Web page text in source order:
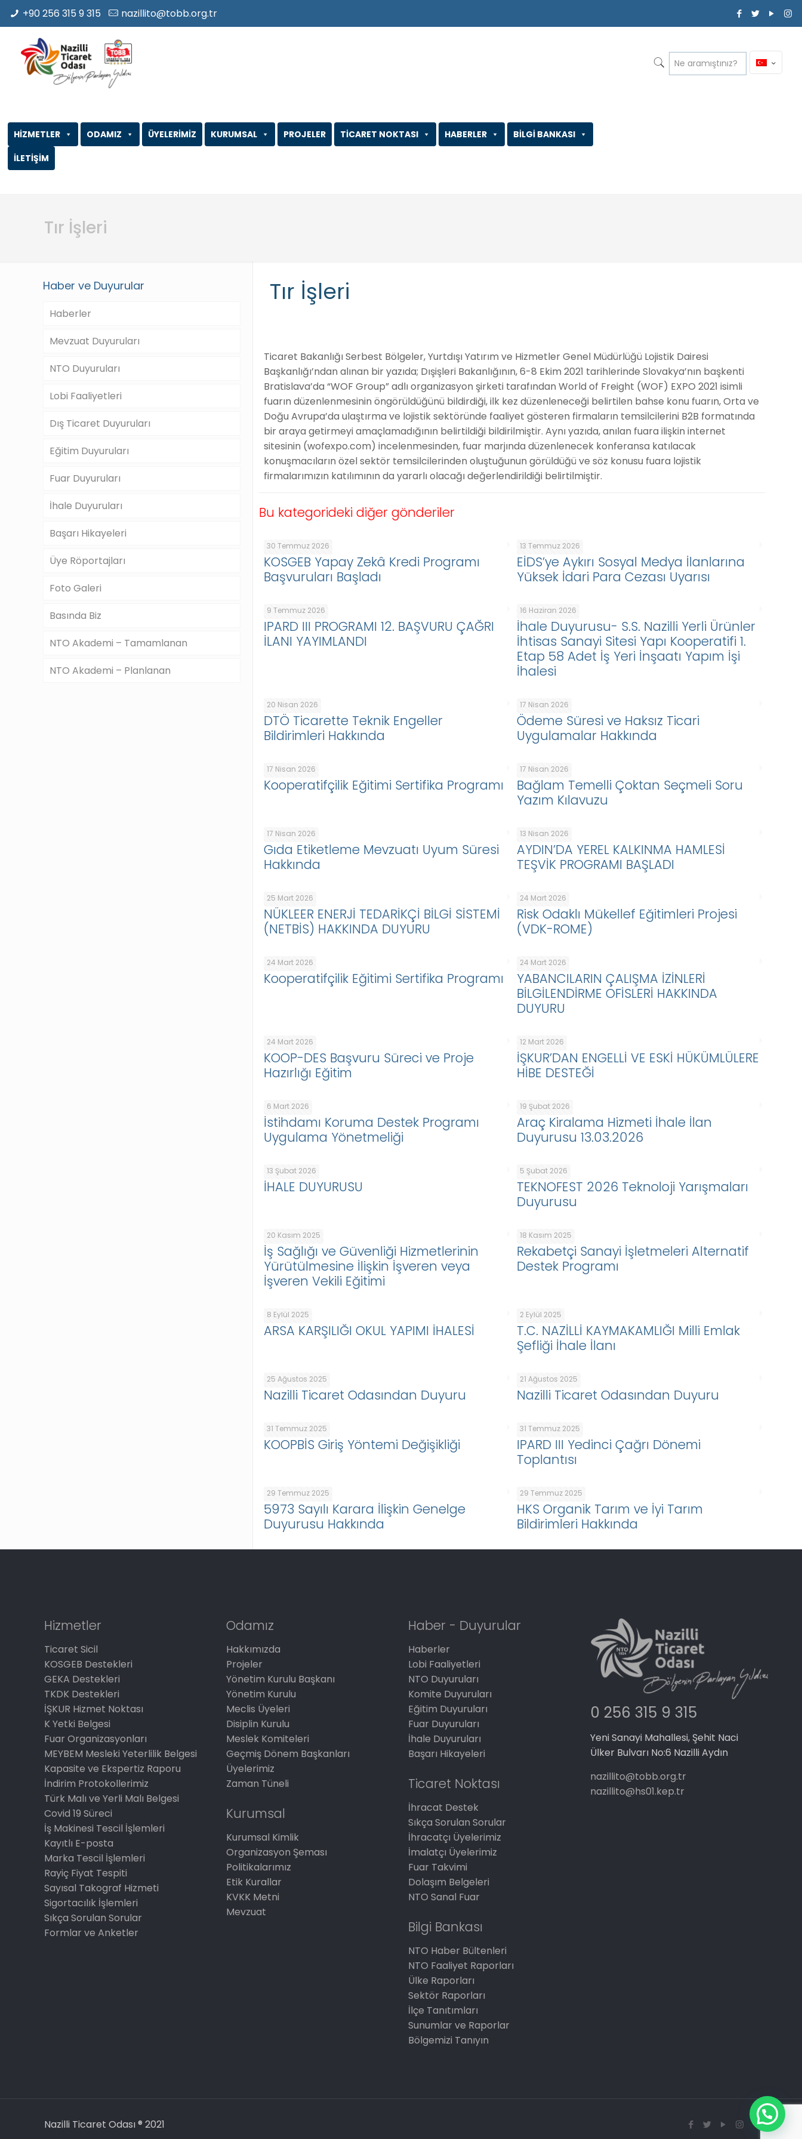
+90 256 315 9 315 nazillito@tobb.org.tr
ODAMIZ
HİZMETLER ÜYELERİMİZ KURUMSAL PROJELER TİCARET NOKTASI HABERLER
BİLGİ BANKASI
İLETİŞİM
Tır İşleri
Tır İşleri
Ticaret Bakanlığı Serbest Bölgeler, Yurtdışı Yatırım ve Hizmetler Genel Müdürlüğü Lojistik Dairesi
Başkanlığı’ndan alınan bir yazıda; Dışişleri Bakanlığının, 6-8 Ekim 2021 tarihlerinde Slovakya’nın başkenti
Bratislava’da “WOF Group” adlı organizasyon şirketi tarafından World of Freight (WOF) EXPO 2021 isimli
fuarın düzenlenmesinin öngörüldüğünü bildirdiği, ilk kez düzenleneceği belirtilen bahse konu fuarın, Orta ve
Doğu Avrupa’da ulaştırma ve lojistik sektöründe faaliyet gösteren firmaların temsilcilerini B2B formatında
bir araya getirmeyi amaçlamadığının belirtildiği bildirilmiştir. Aynı yazıda, anılan fuara ilişkin internet
sitesinin (wofexpo.com) incelenmesinden, fuar marjında düzenlenecek konferansa katılacak
konuşmacıların özel sektör temsilcilerinden oluştuğunun görüldüğü ve söz konusu fuara lojistik
firmalarımızın katılımının da yararlı olacağı değerlendirildiği belirtilmiştir.
Bu kategorideki diğer gönderiler
30 Temmuz 2026
KOSGEB Yapay Zekâ Kredi Programı
Başvuruları Başladı
13 Temmuz 2026
EİDS’ye Aykırı Sosyal Medya İlanlarına
Yüksek İdari Para Cezası Uyarısı
9 Temmuz 2026
IPARD III PROGRAMI 12. BAŞVURU ÇAĞRI
İLANI YAYIMLANDI
16 Haziran 2026
İhale Duyurusu- S.S. Nazilli Yerli Ürünler
İhtisas Sanayi Sitesi Yapı Kooperatifi 1.
Etap 58 Adet İş Yeri İnşaatı Yapım İşi
İhalesi
20 Nisan 2026
DTÖ Ticarette Teknik Engeller
Bildirimleri Hakkında
17 Nisan 2026
Ödeme Süresi ve Haksız Ticari
Uygulamalar Hakkında
17 Nisan 2026
Kooperatifçilik Eğitimi Sertifika Programı
17 Nisan 2026
Bağlam Temelli Çoktan Seçmeli Soru
Yazım Kılavuzu
17 Nisan 2026
Gıda Etiketleme Mevzuatı Uyum Süresi
Hakkında
13 Nisan 2026
AYDIN’DA YEREL KALKINMA HAMLESİ
TEŞVİK PROGRAMI BAŞLADI
25 Mart 2026
NÜKLEER ENERJİ TEDARİKÇİ BİLGİ SİSTEMİ
(NETBİS) HAKKINDA DUYURU
24 Mart 2026
Risk Odaklı Mükellef Eğitimleri Projesi
(VDK-ROME)
24 Mart 2026
Kooperatifçilik Eğitimi Sertifika Programı
24 Mart 2026
YABANCILARIN ÇALIŞMA İZİNLERİ
BİLGİLENDİRME OFİSLERİ HAKKINDA
DUYURU
24 Mart 2026
KOOP-DES Başvuru Süreci ve Proje
Hazırlığı Eğitim
12 Mart 2026
İŞKUR’DAN ENGELLİ VE ESKİ HÜKÜMLÜLERE
HİBE DESTEĞİ
6 Mart 2026
İstihdamı Koruma Destek Programı
Uygulama Yönetmeliği
19 Şubat 2026
Araç Kiralama Hizmeti İhale İlan
Duyurusu 13.03.2026
13 Şubat 2026
İHALE DUYURUSU
5 Şubat 2026
TEKNOFEST 2026 Teknoloji Yarışmaları
Duyurusu
20 Kasım 2025
İş Sağlığı ve Güvenliği Hizmetlerinin
Yürütülmesine İlişkin İşveren veya
İşveren Vekili Eğitimi
18 Kasım 2025
Rekabetçi Sanayi İşletmeleri Alternatif
Destek Programı
8 Eylül 2025
ARSA KARŞILIĞI OKUL YAPIMI İHALESİ
2 Eylül 2025
T.C. NAZİLLİ KAYMAKAMLIĞI Milli Emlak
Şefliği İhale İlanı
25 Ağustos 2025
Nazilli Ticaret Odasından Duyuru
21 Ağustos 2025
Nazilli Ticaret Odasından Duyuru
31 Temmuz 2025
KOOPBİS Giriş Yöntemi Değişikliği
31 Temmuz 2025
IPARD III Yedinci Çağrı Dönemi
Toplantısı
29 Temmuz 2025
5973 Sayılı Karara İlişkin Genelge
Duyurusu Hakkında
29 Temmuz 2025
HKS Organik Tarım ve İyi Tarım
Bildirimleri Hakkında
Haber ve Duyurular
Haberler
Mevzuat Duyuruları
NTO Duyuruları
Lobi Faaliyetleri
Dış Ticaret Duyuruları
Eğitim Duyuruları
Fuar Duyuruları
İhale Duyuruları
Başarı Hikayeleri
Üye Röportajları
Foto Galeri
Basında Biz
NTO Akademi – Tamamlanan
NTO Akademi – Planlanan
Hizmetler
Ticaret Sicil
KOSGEB Destekleri
GEKA Destekleri
TKDK Destekleri
İŞKUR Hizmet Noktası
K Yetki Belgesi
Fuar Organizasyonları
MEYBEM Mesleki Yeterlilik Belgesi
Kapasite ve Ekspertiz Raporu
İndirim Protokollerimiz
Türk Malı ve Yerli Malı Belgesi
Covid 19 Süreci
İş Makinesi Tescil İşlemleri
Kayıtlı E-posta
Marka Tescil İşlemleri
Rayiç Fiyat Tespiti
Sayısal Takograf Hizmeti
Sigortacılık İşlemleri
Sıkça Sorulan Sorular
Formlar ve Anketler
Odamız
Hakkımızda
Projeler
Yönetim Kurulu Başkanı
Yönetim Kurulu
Meclis Üyeleri
Disiplin Kurulu
Meslek Komiteleri
Geçmiş Dönem Başkanları
Üyelerimiz
Zaman Tüneli
Kurumsal
Kurumsal Kimlik
Organizasyon Şeması
Politikalarımız
Etik Kurallar
KVKK Metni
Mevzuat
Haber - Duyurular
Haberler
Lobi Faaliyetleri
NTO Duyuruları
Komite Duyuruları
Eğitim Duyuruları
Fuar Duyuruları
İhale Duyuruları
Başarı Hikayeleri
Ticaret Noktası
İhracat Destek
Sıkça Sorulan Sorular
İhracatçı Üyelerimiz
İmalatçı Üyelerimiz
Fuar Takvimi
Dolaşım Belgeleri
NTO Sanal Fuar
Bilgi Bankası
NTO Haber Bültenleri
NTO Faaliyet Raporları
Ülke Raporları
Sektör Raporları
İlçe Tanıtımları
Sunumlar ve Raporlar
Bölgemizi Tanıyın
0 256 315 9 315
Yeni Sanayi Mahallesi, Şehit Naci
Ülker Bulvarı No:6 Nazilli Aydın
nazillito@tobb.org.tr
nazillito@hs01.kep.tr
Nazilli Ticaret Odası ® 2021